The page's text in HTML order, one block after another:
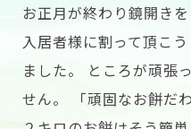
お正月が終わり鏡開き
入居者様に割って頂こ
ました。 ところが頑張
せん。 「頑固なお餅だ